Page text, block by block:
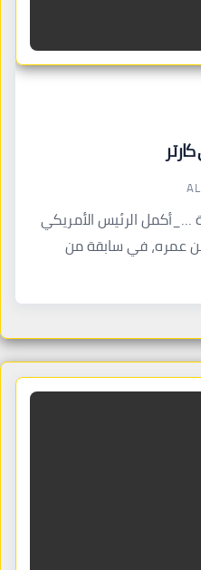
…_أكمل الرئيس الأمريكي
كارتر 100 عام من عمره، في سابقة من